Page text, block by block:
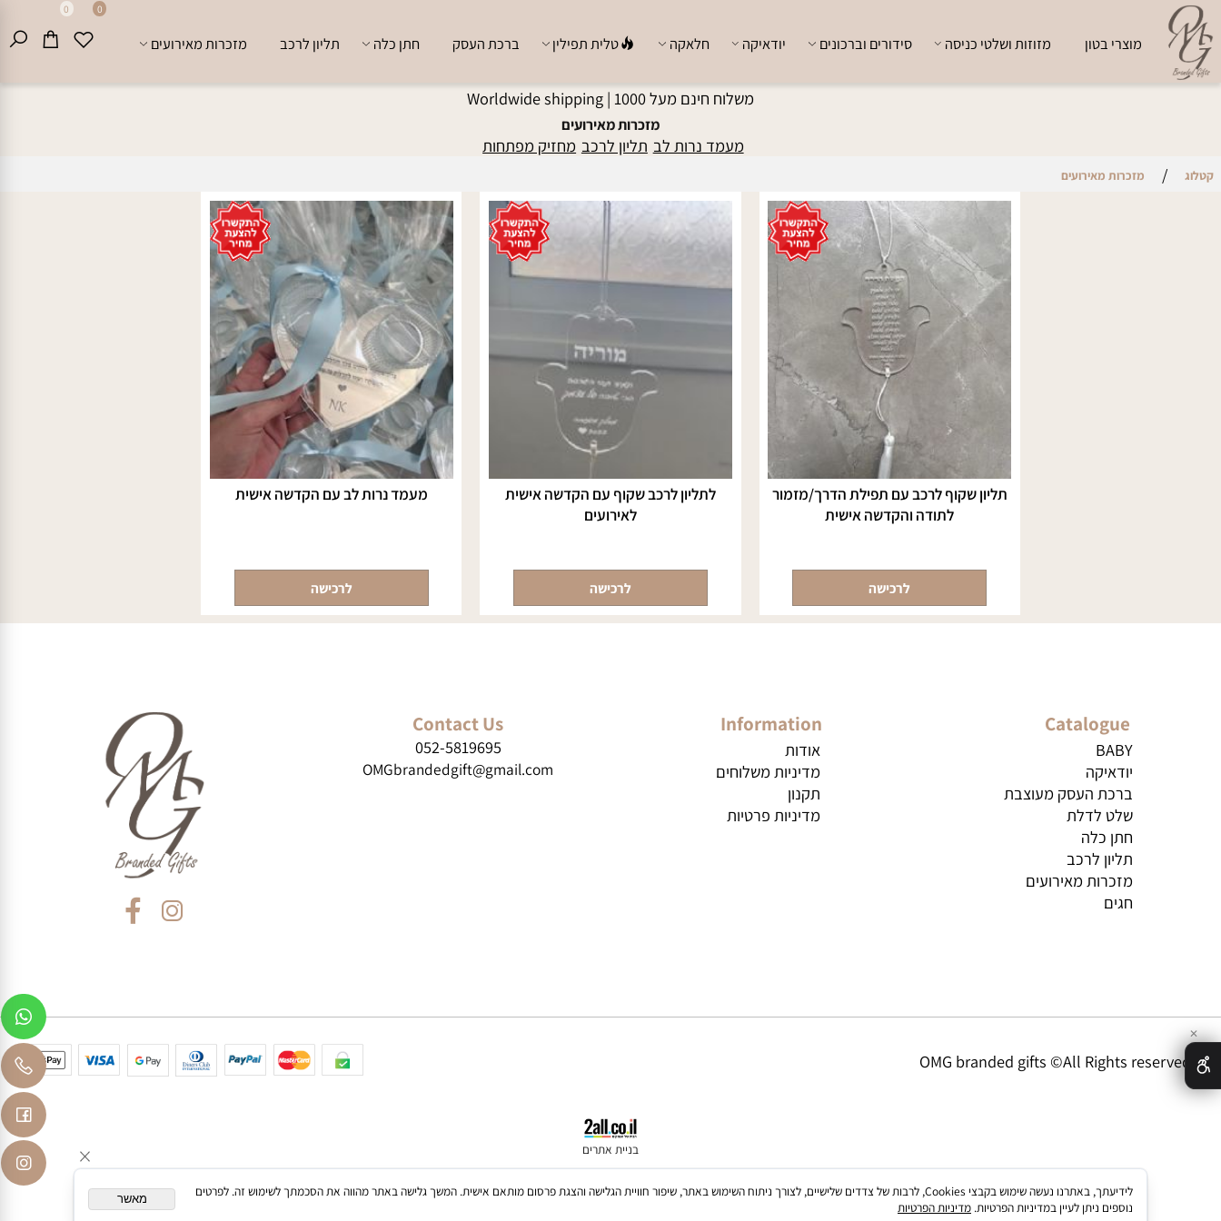
משלוח חינם מעל 1000 | Worldwide shipping
0 0
מוצרי בטון מזוזות ושלטי כניסה סידורים וברכונים יודאיקה חלאקה טלית תפילין ברכת העסק חתן כלה תליון לרכב מזכרות מאירועים
מזכרות מאירועים
מעמד נרות לב תליון לרכב מחזיק מפתחות
/
מזכרות מאירועים
תליון שקוף לרכב עם תפילת הדרך/מזמור
לרכישה
לתליון לרכב שקוף עם הקדשה אישית
לרכישה לרכישה
Catalogue
יודאיקה
ברכת העסק מעוצבת
שלט לדלת
חתן כלה
תליון לרכב
Information
אודות
מדיניות משלוחים
Contact Us
052-5819695
בניית אתרים